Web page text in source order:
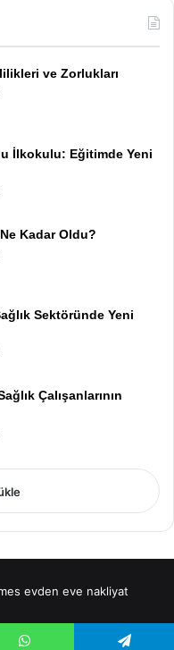
ve Zorlukları
İlkokulu: Eğitimde Yeni
Kadar Oldu?
Sektöründe Yeni
Çalışanlarının
evden eve nakliyat